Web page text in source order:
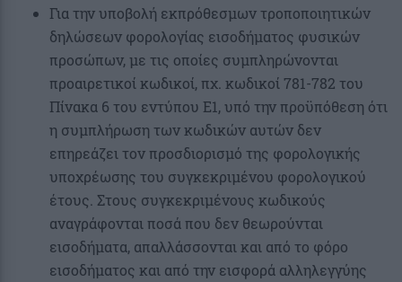
Για την υποβολή εκπρόθεσμων τροποποιητικών
δηλώσεων φορολογίας εισοδήματος φυσικών
προσώπων, με τις οποίες συμπληρώνονται
προαιρετικοί κωδικοί, πχ. κωδικοί 781-782 του
Πίνακα 6 του εντύπου Ε1, υπό την προϋπόθεση ότι
η συμπλήρωση των κωδικών αυτών δεν
επηρεάζει τον προσδιορισμό της φορολογικής
υποχρέωσης του συγκεκριμένου φορολογικού
έτους. Στους συγκεκριμένους κωδικούς
αναγράφονται ποσά που δεν θεωρούνται
εισοδήματα, απαλλάσσονται και από το φόρο
εισοδήματος και από την εισφορά αλληλεγγύης